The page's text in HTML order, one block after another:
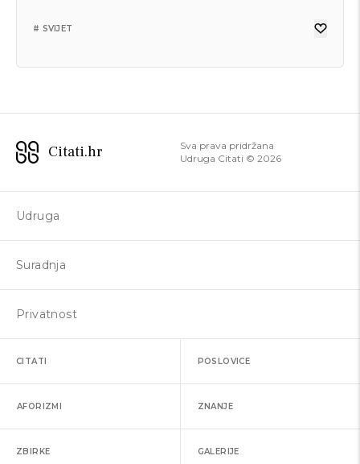
# SVIJET
Citati.hr
Sva prava pridržana
Udruga Citati © 2026
Udruga
Suradnja
Privatnost
CITATI POSLOVICE
AFORIZMI ZNANJE
ZBIRKE GALERIJE